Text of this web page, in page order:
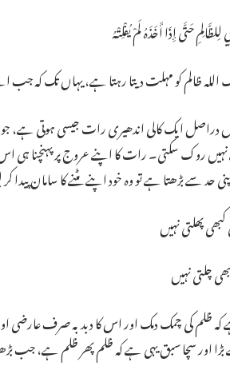
لِلظَّالِمِ حَتَّى إِذَا أَخَذَهُ لَمْ يُفْلِتْهُ
اللہ ظالم کو مہلت دیتا رہتا ہے، یہاں تک کہ
دراصل ایک کالی اندھیری رات جیسی ہوتی ہے،
روک سکتی۔ رات کا اپنے عروج پر پہنچنا ہی
سے بڑھتا ہے تو وہ خود اپنے مٹنے کا سامان پیدا
پھلتی نہیں
چلتی نہیں
کہ ظلم کی چمک دمک اور اس کا دبدبہ صرف عارضی
اور سچا سبق یہی ہے کہ ظلم پھر ظلم ہے، جب